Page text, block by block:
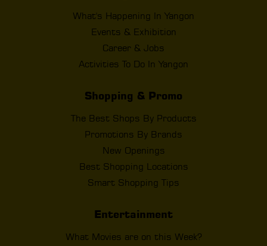
What's Happening In Yangon
Events & Exhibition
Career & Jobs
Activities To Do In Yangon
Shopping & Promo
The Best Shops By Products
Promotions By Brands
New Openings
Best Shopping Locations
Smart Shopping Tips
Entertainment
What Movies are on this Week?